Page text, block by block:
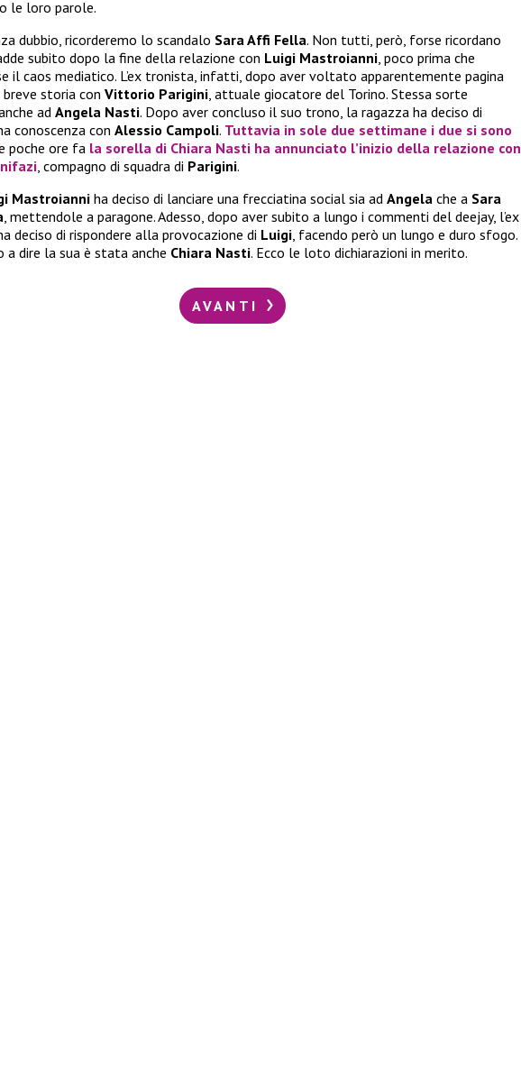
le loro parole.
dubbio, ricorderemo lo scandalo Sara Affi Fella. Non tutti, però, forse ricordano
subito dopo la fine della relazione con Luigi Mastroianni, poco prima che
il caos mediatico. L’ex tronista, infatti, dopo aver voltato apparentemente pagina
breve storia con Vittorio Parigini, attuale giocatore del Torino. Stessa sorte
adAngela Nasti. Dopo aver concluso il suo trono, la ragazza ha deciso di
conoscenza con Alessio Campoli. Tuttavia in sole due settimane i due si sono
poche ore fa la sorella di Chiara Nasti ha annunciato l’inizio della relazione con
, compagno di squadra di Parigini.
Mastroianni ha deciso di lanciare una frecciatina social sia ad Angela che a Sara
, mettendole a paragone. Adesso, dopo aver subito a lungo i commenti del deejay, l’ex
deciso di rispondere alla provocazione di Luigi, facendo però un lungo e duro sfogo.
a dire la sua è stata anche Chiara Nasti. Ecco le loto dichiarazioni in merito.
AVANTI